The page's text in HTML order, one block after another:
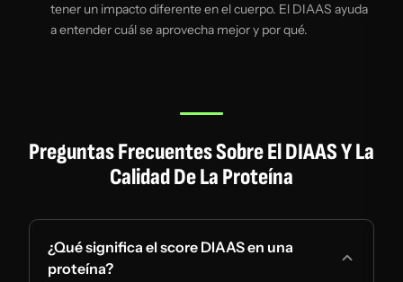
tener un impacto diferente en el cuerpo. El DIAAS ayuda
a entender cuál se aprovecha mejor y por qué.
Preguntas Frecuentes Sobre El DIAAS Y La
Calidad De La Proteína
¿Qué significa el score DIAAS en una
proteína?